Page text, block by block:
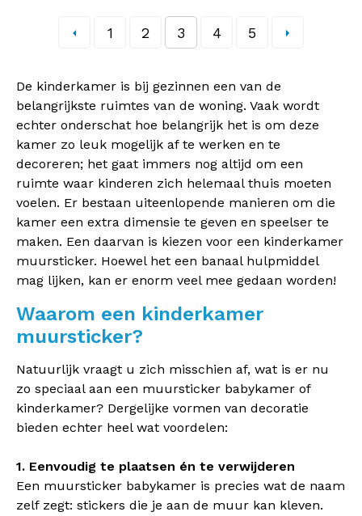
1 2 3 4 5
De kinderkamer is bij gezinnen een van de
belangrijkste ruimtes van de woning. Vaak wordt
echter onderschat hoe belangrijk het is om deze
kamer zo leuk mogelijk af te werken en te
decoreren; het gaat immers nog altijd om een
ruimte waar kinderen zich helemaal thuis moeten
voelen. Er bestaan uiteenlopende manieren om die
kamer een extra dimensie te geven en speelser te
maken. Een daarvan is kiezen voor een kinderkamer
muursticker. Hoewel het een banaal hulpmiddel
mag lijken, kan er enorm veel mee gedaan worden!
Waarom een kinderkamer
muursticker?
Natuurlijk vraagt u zich misschien af, wat is er nu
zo speciaal aan een muursticker babykamer of
kinderkamer? Dergelijke vormen van decoratie
bieden echter heel wat voordelen:
1. Eenvoudig te plaatsen én te verwijderen
Een muursticker babykamer is precies wat de naam
zelf zegt: stickers die je aan de muur kan kleven.